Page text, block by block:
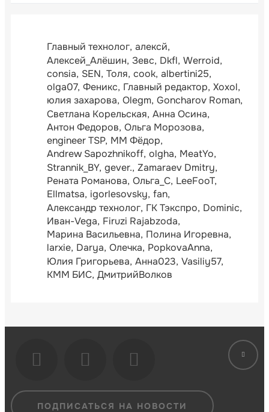
Главный технолог алексй
Алексей_Алёшин Зевс Dkfl Werroid
consia SEN Толя cook albertini25
olga07 Феникс Главный редактор Xoxol
юлия захарова Olegm Goncharov Roman
Светлана Корельская Анна Осина
Антон Федоров Ольга Морозова
engineer TSP ММ Фёдор
Andrew Sapozhnikoff olgha MeatYo
Strannik_BY gever. Zamaraev Dmitry
Рената Романова Ольга_С LeeFooT
Ellmatsa igorlesovsky fan
Александр технолог ГК Тэкспро Dominic
Иван-Vega Firuzi Rajabzoda
Марина Васильевна Полина Игоревна
larxie Darya Олечка PopkovaAnna
Юлия Григорьева Анна023 Vasiliy57
КММ БИС ДмитрийВолков
ПОДПИСАТЬСЯ НА НОВОСТИ